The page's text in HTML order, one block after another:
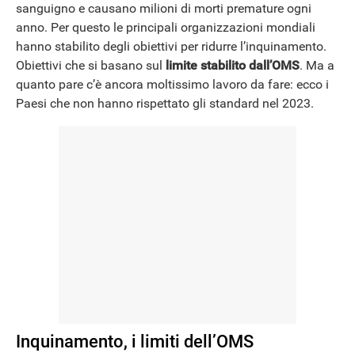
sanguigno e causano milioni di morti premature ogni
anno. Per questo le principali organizzazioni mondiali
hanno stabilito degli obiettivi per ridurre l’inquinamento.
Obiettivi che si basano sul
limite stabilito dall’OMS. Ma a
quanto pare c’è ancora moltissimo lavoro da fare: ecco i
Paesi che non hanno rispettato gli standard nel 2023.
Inquinamento, i limiti dell’OMS